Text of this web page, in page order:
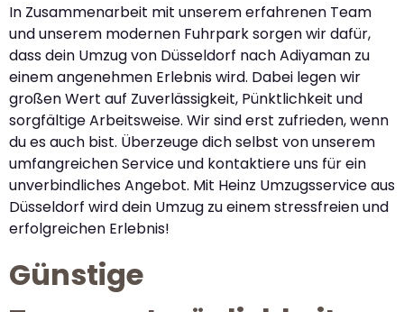
In Zusammenarbeit mit unserem erfahrenen Team
und unserem modernen Fuhrpark sorgen wir dafür,
dass dein Umzug von Düsseldorf nach Adiyaman zu
einem angenehmen Erlebnis wird. Dabei legen wir
großen Wert auf Zuverlässigkeit, Pünktlichkeit und
sorgfältige Arbeitsweise. Wir sind erst zufrieden, wenn
du es auch bist. Überzeuge dich selbst von unserem
umfangreichen Service und kontaktiere uns für ein
unverbindliches Angebot. Mit Heinz Umzugsservice aus
Düsseldorf wird dein Umzug zu einem stressfreien und
erfolgreichen Erlebnis!
Günstige